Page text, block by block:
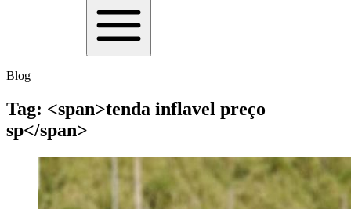
Blog
Tag: <span>tenda inflavel preço
sp</span>